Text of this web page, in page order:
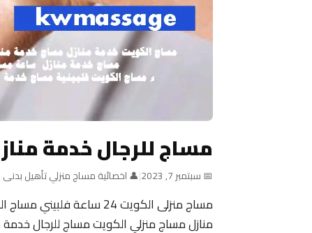
مساج للرجال خدمة
📅 سبتمبر 7, 2023 |👤 اخصائية مساج منزلي تأهيل بدنى
منازل مساج منزلي الكويت مساج للرجال